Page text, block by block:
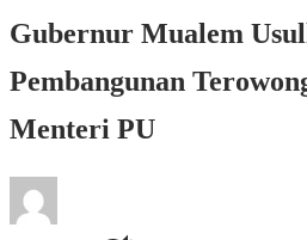
Gubernur Mualem
Pembangunan
Menteri PU